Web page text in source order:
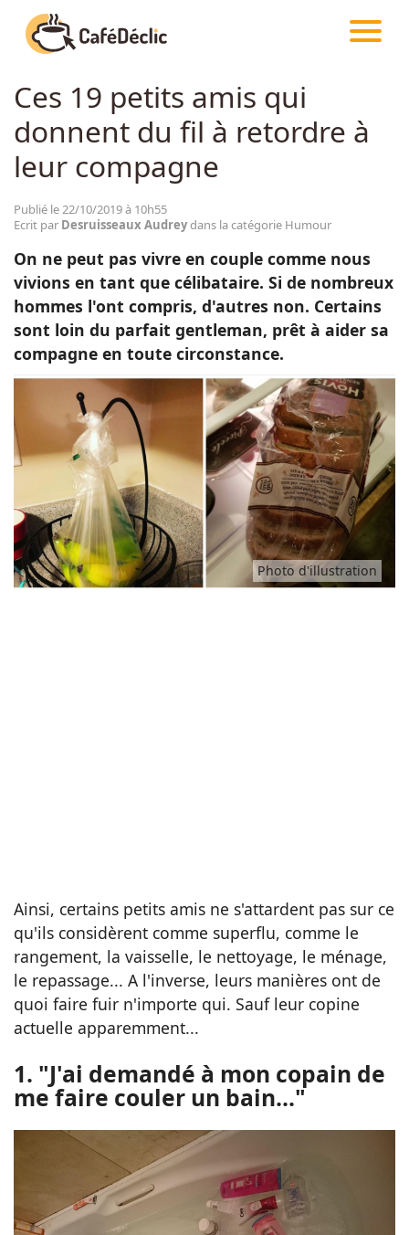
Créativité
Divertissement
Insolite
Emotion
Animaux
Famille
Santé
CAFÉDÉCLIC ARTICLES HUMOUR
Ces 19 petits amis qui
donnent du fil à retordre à
leur compagne
Publié le 22/10/2019 à 10h55
Ecrit par Desruisseaux Audreydans la catégorie Humour
On ne peut pas vivre en couple comme nous
vivions en tant que célibataire. Si de nombreux
hommes l'ont compris, d'autres non. Certains
sont loin du parfait gentleman, prêt à aider sa
compagne en toute circonstance.
Photo d'illustration
Ainsi, certains petits amis ne s'attardent pas sur ce
qu'ils considèrent comme superflu, comme le
rangement, la vaisselle, le nettoyage, le ménage,
le repassage... A l'inverse, leurs manières ont de
quoi faire fuir n'importe qui. Sauf leur copine
actuelle apparemment...
1. "J'ai demandé à mon copain de
me faire couler un bain..."